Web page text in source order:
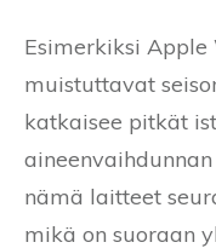
Esimerkiksi
muistuttavat
katkaisee pitkät
nämä laitteet
mikä on suoraan